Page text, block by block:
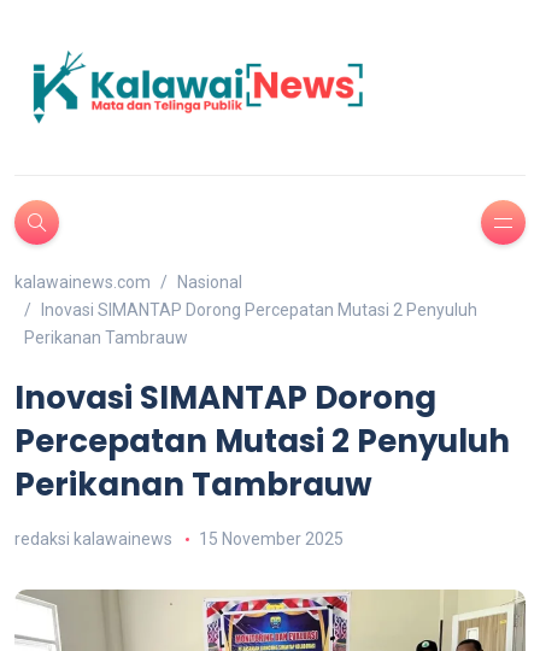
kalawainews.com
Nasional
Inovasi SIMANTAP Dorong Percepatan Mutasi 2 Penyuluh
Perikanan Tambrauw
Inovasi SIMANTAP Dorong
Percepatan Mutasi 2 Penyuluh
Perikanan Tambrauw
redaksi kalawainews 15 November 2025